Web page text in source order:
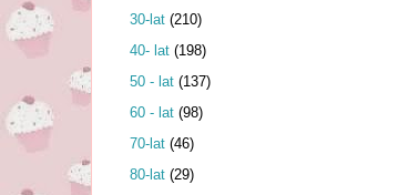
30-lat (210)
40- lat (198)
50 - lat (137)
60 - lat (98)
70-lat (46)
80-lat (29)